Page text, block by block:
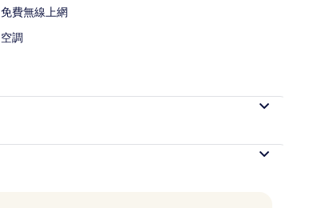
免費無線上網
空調